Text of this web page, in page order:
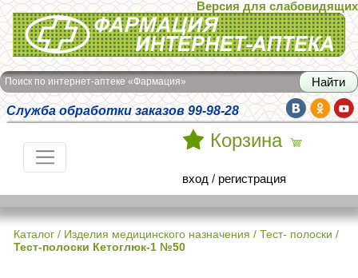
Интернет-аптека Фармация
Версия для слабовидящих
Поиск по интернет-аптеке «Фармация»
Служба обработки заказов 99-98-28
Корзина
вход / регистрация
Каталог / Изделия медицинского назначения / Тест- полоски /
Тест-полоски Кетоглюк-1 №50